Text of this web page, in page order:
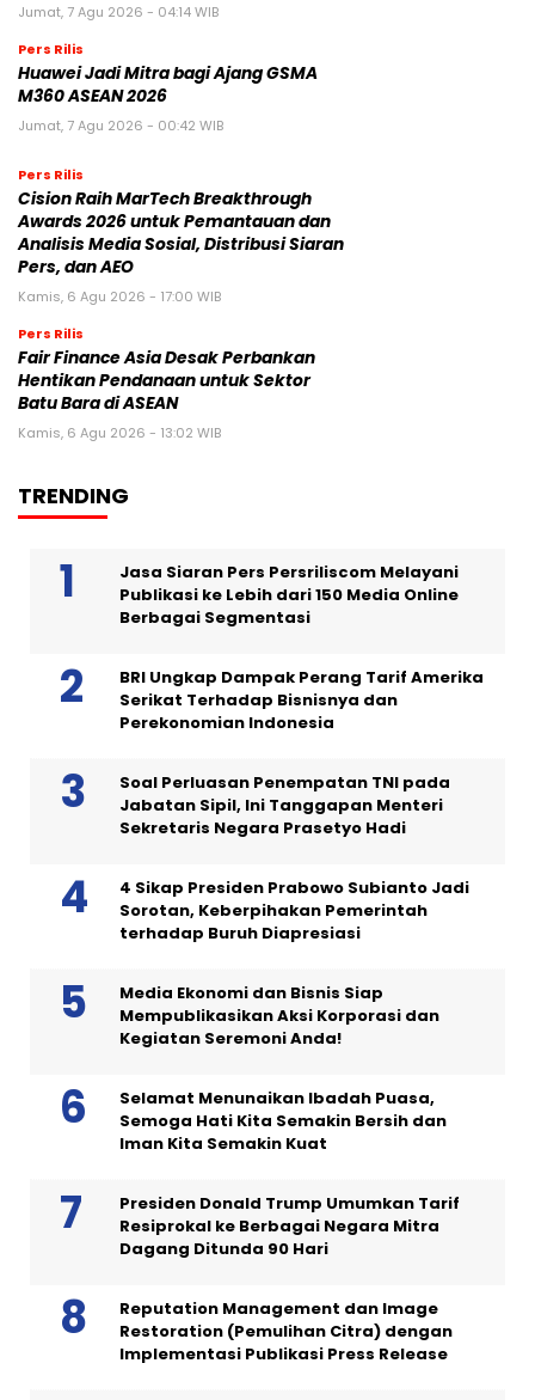
Jumat, 7 Agu 2026 - 04:14 WIB
Pers Rilis
Huawei Jadi Mitra bagi Ajang GSMA
M360 ASEAN 2026
Jumat, 7 Agu 2026 - 00:42 WIB
Pers Rilis
Cision Raih MarTech Breakthrough
Awards 2026 untuk Pemantauan dan
Analisis Media Sosial, Distribusi Siaran
Pers, dan AEO
Kamis, 6 Agu 2026 - 17:00 WIB
Pers Rilis
Fair Finance Asia Desak Perbankan
Hentikan Pendanaan untuk Sektor
Batu Bara di ASEAN
Kamis, 6 Agu 2026 - 13:02 WIB
TRENDING
Jasa Siaran Pers Persriliscom Melayani
Publikasi ke Lebih dari 150 Media Online
Berbagai Segmentasi
BRI Ungkap Dampak Perang Tarif Amerika
Serikat Terhadap Bisnisnya dan
Perekonomian Indonesia
Soal Perluasan Penempatan TNI pada
Jabatan Sipil, Ini Tanggapan Menteri
Sekretaris Negara Prasetyo Hadi
4 Sikap Presiden Prabowo Subianto Jadi
Sorotan, Keberpihakan Pemerintah
terhadap Buruh Diapresiasi
Media Ekonomi dan Bisnis Siap
Mempublikasikan Aksi Korporasi dan
Kegiatan Seremoni Anda!
Selamat Menunaikan Ibadah Puasa,
Semoga Hati Kita Semakin Bersih dan
Iman Kita Semakin Kuat
Presiden Donald Trump Umumkan Tarif
Resiprokal ke Berbagai Negara Mitra
Dagang Ditunda 90 Hari
Reputation Management dan Image
Restoration (Pemulihan Citra) dengan
Implementasi Publikasi Press Release